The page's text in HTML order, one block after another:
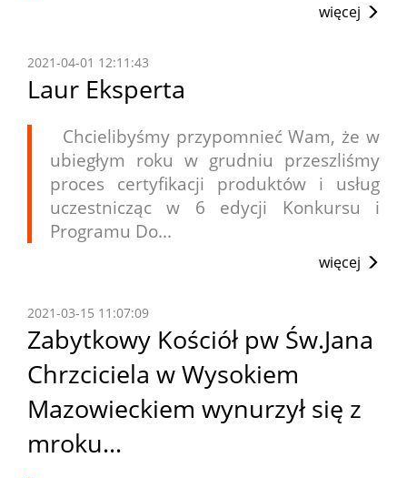
więcej
2021-04-01 12:11:43
Laur Eksperta
Chcielibyśmy przypomnieć Wam, że w
ubiegłym roku w grudniu przeszliśmy
proces certyfikacji produktów i usług
uczestnicząc w 6 edycji Konkursu i
Programu Do...
więcej
2021-03-15 11:07:09
Zabytkowy Kościół pw Św.Jana
Chrzciciela w Wysokiem
Mazowieckiem wynurzył się z
mroku…